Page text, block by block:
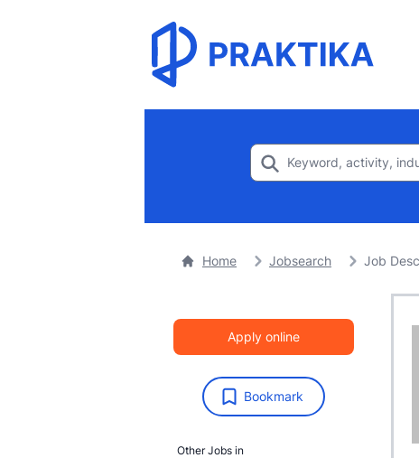
Home Jobsearch Job
Apply online
Bookmark
Other Jobs in